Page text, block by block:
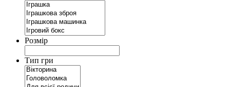
Розмір
Тип гри